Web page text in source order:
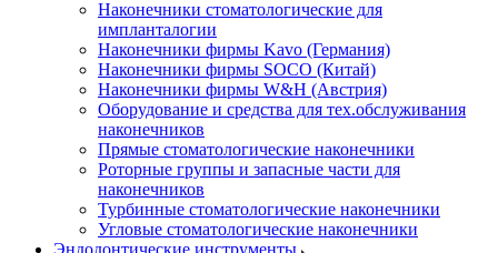
Наконечники стоматологические для
импланталогии
Наконечники фирмы Kavo (Германия)
Наконечники фирмы SOCO (Китай)
Наконечники фирмы W&H (Австрия)
Оборудование и средства для тех.обслуживания
наконечников
Прямые стоматологические наконечники
Роторные группы и запасные части для
наконечников
Турбинные стоматологические наконечники
Угловые стоматологические наконечники